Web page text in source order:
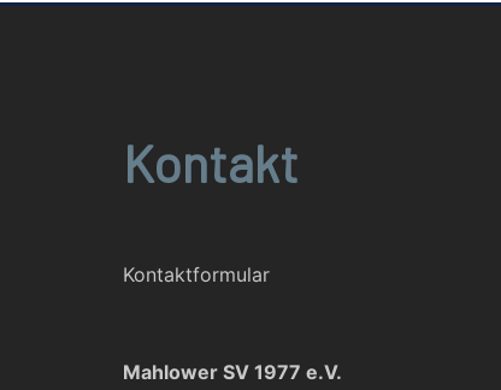
Kontakt
Kontaktformular
Mahlower SV 1977 e.V.